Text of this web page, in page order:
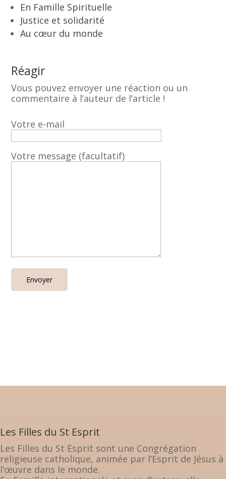
En Famille Spirituelle
Justice et solidarité
Au cœur du monde
Réagir
Vous pouvez envoyer une réaction ou un
commentaire à l’auteur de l’article !
Votre e-mail
Votre message (facultatif)
Les Filles du St Esprit
Les Filles du St Esprit sont une Congrégation
religieuse catholique, animée par l’Esprit de Jésus à
l’œuvre dans le monde.